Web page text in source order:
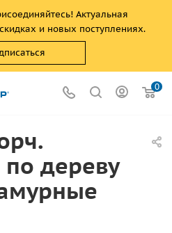
Актуальная
и новых поступлениях.
0
дереву